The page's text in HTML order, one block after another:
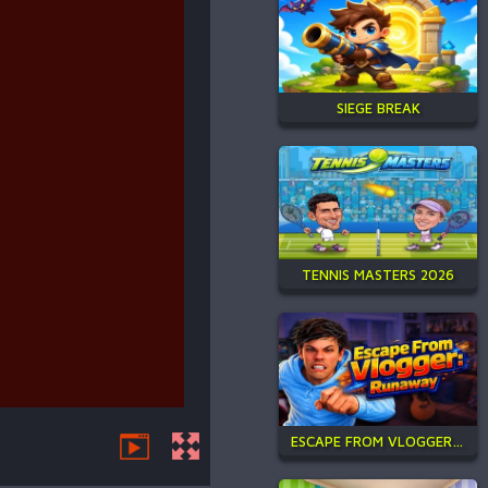
SIEGE BREAK
TENNIS MASTERS 2026
ESCAPE FROM VLOGGER: RUNAWAY